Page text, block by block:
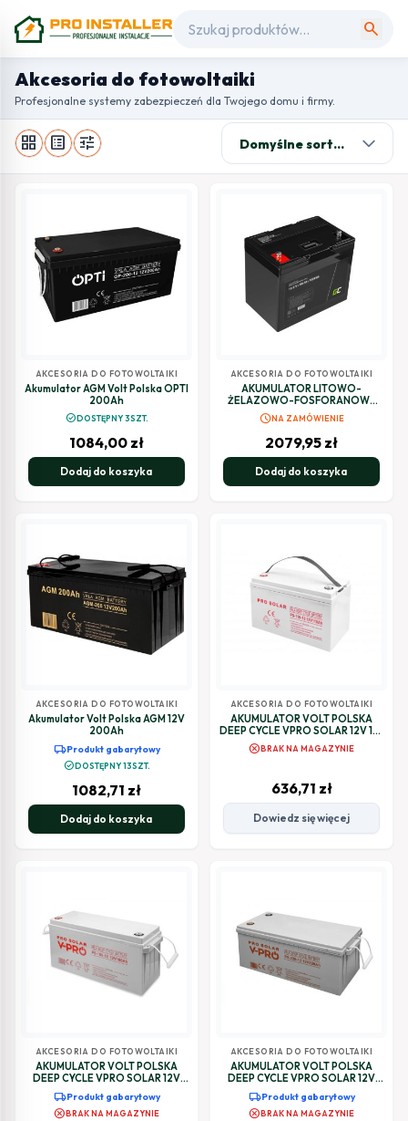
search
Akcesoria do fotowoltaiki
Profesjonalne systemy zabezpieczeń dla Twojego domu i firmy.
grid_view list_alt tune
AKCESORIA DO FOTOWOLTAIKI
Akumulator AGM Volt Polska OPTI
200Ah
check_circleDOSTĘPNY 3SZT.
1084,00 zł
Dodaj do koszyka
AKCESORIA DO FOTOWOLTAIKI
AKUMULATOR LITOWO-
ŻELAZOWO-FOSFORANOWY
LiFePO4 Green Cell 12V 80Ah
scheduleNA ZAMÓWIENIE
2079,95 zł
Dodaj do koszyka
AKCESORIA DO FOTOWOLTAIKI
Akumulator Volt Polska AGM 12V
200Ah
local_shippingProdukt gabarytowy
check_circleDOSTĘPNY 13SZT.
1082,71 zł
Dodaj do koszyka
AKCESORIA DO FOTOWOLTAIKI
AKUMULATOR VOLT POLSKA
DEEP CYCLE VPRO SOLAR 12V 110
Ah VRLA BEZOBSŁUGOWY
cancelBRAK NA MAGAZYNIE
636,71 zł
Dowiedz się więcej
AKCESORIA DO FOTOWOLTAIKI
AKUMULATOR VOLT POLSKA
DEEP CYCLE VPRO SOLAR 12V
local_shippingProdukt gabarytowy
cancelBRAK NA MAGAZYNIE
AKCESORIA DO FOTOWOLTAIKI
AKUMULATOR VOLT POLSKA
DEEP CYCLE VPRO SOLAR 12V
local_shippingProdukt gabarytowy
cancelBRAK NA MAGAZYNIE